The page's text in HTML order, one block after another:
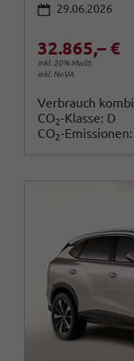
29.06.2026
32.865,– €
inkl. 20% MwSt.
inkl. NoVA
Verbrauch
CO2-Klasse: D
CO2-Emissionen: